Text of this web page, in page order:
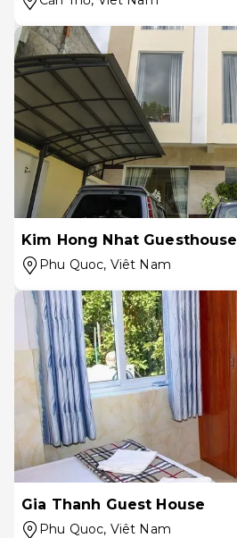
Kim Hong Nhat Guesthouse
Phu Quoc, Viêt Nam
Gia Thanh Guest House
Phu Quoc, Viêt Nam